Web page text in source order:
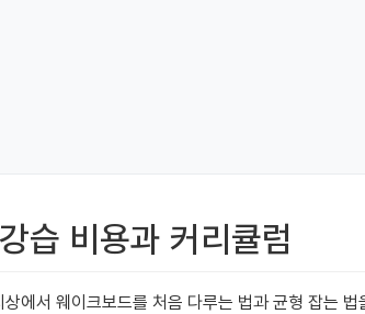
습 비용과 커리큘럼
서 웨이크보드를 처음 다루는 법과 균형 잡는 법